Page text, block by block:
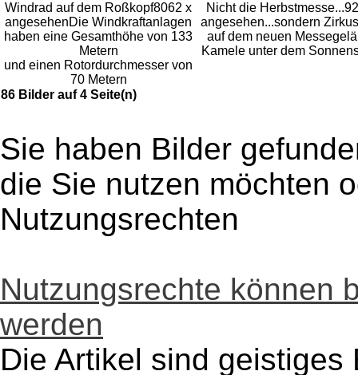
Windrad auf dem Roßkopf8062 x
angesehenDie Windkraftanlagen
haben eine Gesamthöhe von 133
Metern
und einen Rotordurchmesser von
70 Metern
Nicht die Herbstmesse...
angesehen...sondern
auf dem neuen
Kamele unter dem
86 Bilder auf 4 Seite(n)
Sie haben Bilder
die Sie nutzen möchten
Nutzungsrechten
Nutzungsrechte können
werden
Die Artikel sind